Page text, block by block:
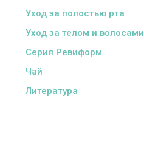
Уход за полостью рта
Уход за телом и волосами
Серия Ревиформ
Чай
Литература